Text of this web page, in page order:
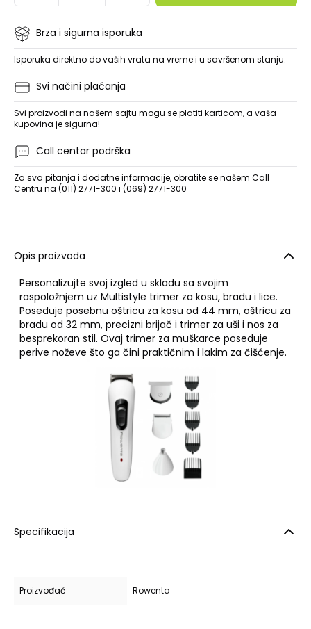
Brza i sigurna isporuka
Isporuka direktno do vaših vrata na vreme i u savršenom stanju.
Svi načini plaćanja
Svi proizvodi na našem sajtu mogu se platiti karticom, a vaša
kupovina je sigurna!
Call centar podrška
Za sva pitanja i dodatne informacije, obratite se našem Call
Centru na (011) 2771-300 i (069) 2771-300
Opis proizvoda
Personalizujte svoj izgled u skladu sa svojim
raspoložnjem uz Multistyle trimer za kosu, bradu i lice.
Poseduje posebnu oštricu za kosu od 44 mm, oštricu za
bradu od 32 mm, precizni brijač i trimer za uši i nos za
besprekoran stil. Ovaj trimer za muškarce poseduje
perive noževe što ga čini praktičnim i lakim za čišćenje.
Specifikacija
Proizvođač Rowenta